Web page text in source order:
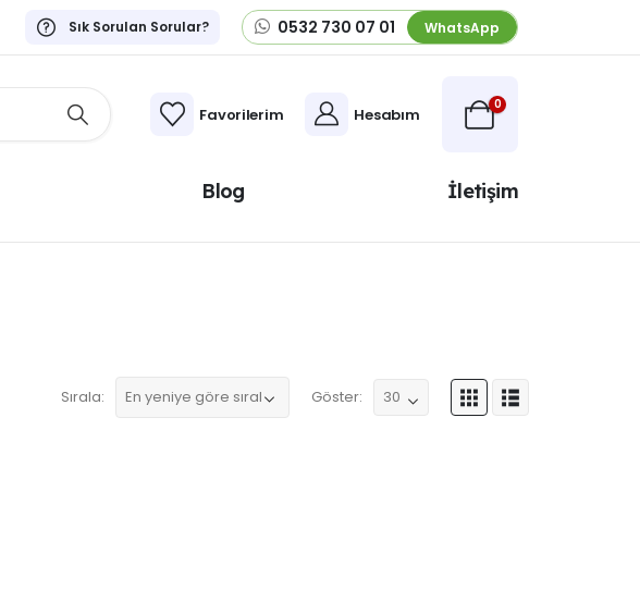
Sık Sorulan Sorular? 0532 730 07 01 WhatsApp
Favorilerim Hesabım 0
Blog İletişim
Sırala: Göster: